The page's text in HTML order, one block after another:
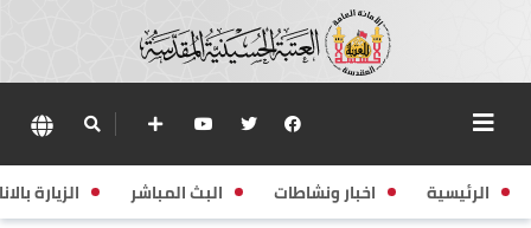
الرئيسية اخبار ونشاطات البث المباشر الزيارة